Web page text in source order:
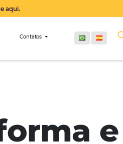
agora, clique aqui.